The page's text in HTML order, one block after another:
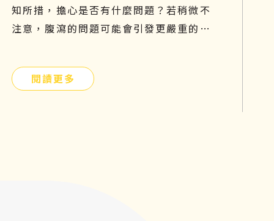
知所措，擔心是否有什麼問題？若稍微不
注意，腹瀉的問題可能會引發更嚴重的危
狀，找出正確的原因才能有效解決問題！
本篇文章將分享貓咪拉肚子的原因以及如
閱讀更多